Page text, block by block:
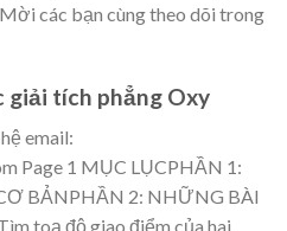
các bạn cùng theo dõi trong
giải tích phẳng Oxy
hệ email:
Page 1 MỤC LỤCPHẦN 1:
BẢNPHẦN 2: NHỮNG BÀI
toạ độgiao điểm của hai